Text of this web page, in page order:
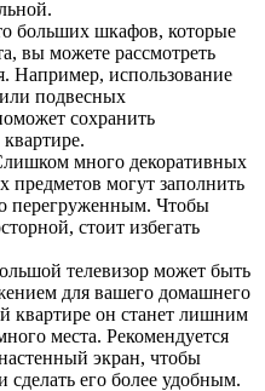
больших шкафов, которые
вы можете рассмотреть
Например, использование
подвесных
сохранить
много декоративных
предметов могут заполнить
перегруженным. Чтобы
стоит избегать
телевизор может быть
для вашего домашнего
квартире он станет лишним
места. Рекомендуется
экран, чтобы
сделать его более удобным.